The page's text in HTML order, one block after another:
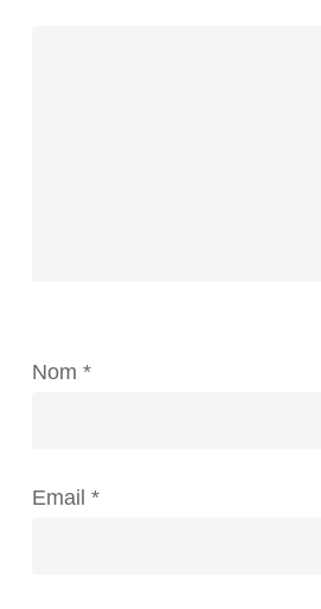
Nom *
Email *